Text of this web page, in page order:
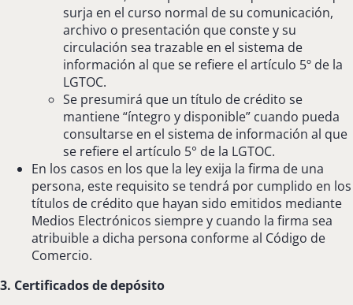
surja en el curso normal de su comunicación,
archivo o presentación que conste y su
circulación sea trazable en el sistema de
información al que se refiere el artículo 5º de la
LGTOC.
Se presumirá que un título de crédito se
mantiene “íntegro y disponible” cuando pueda
consultarse en el sistema de información al que
se refiere el artículo 5° de la LGTOC.
En los casos en los que la ley exija la firma de una
persona, este requisito se tendrá por cumplido en los
títulos de crédito que hayan sido emitidos mediante
Medios Electrónicos siempre y cuando la firma sea
atribuible a dicha persona conforme al Código de
Comercio.
3. Certificados de depósito